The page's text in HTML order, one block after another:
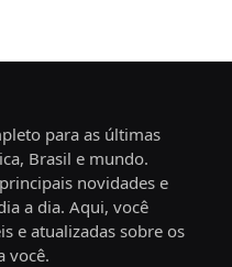
para as últimas
Brasil e mundo.
novidades e
a dia. Aqui, você
e atualizadas sobre os
você.